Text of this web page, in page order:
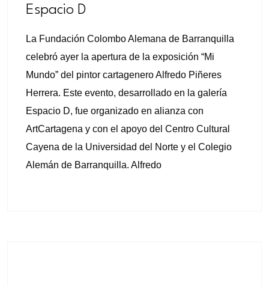
+Sabatinos
Espacio D
La Fundación Colombo Alemana de Barranquilla
celebró ayer la apertura de la exposición “Mi
Mundo” del pintor cartagenero Alfredo Piñeres
Herrera. Este evento, desarrollado en la galería
Espacio D, fue organizado en alianza con
ArtCartagena y con el apoyo del Centro Cultural
Cayena de la Universidad del Norte y el Colegio
Alemán de Barranquilla. Alfredo